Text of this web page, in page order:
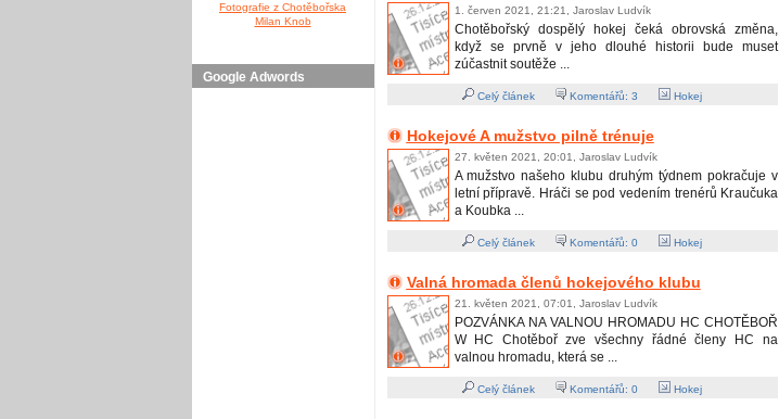
Fotografie z Chotěbořska
Milan Knob
Google Adwords
1. červen 2021, 21:21, Jaroslav Ludvík
Chotěbořský dospělý hokej čeká obrovská změna,
když se prvně v jeho dlouhé historii bude muset
zúčastnit soutěže ...
Celý článek Komentářů: 3 Hokej
Hokejové A mužstvo pilně trénuje
27. květen 2021, 20:01, Jaroslav Ludvík
A mužstvo našeho klubu druhým týdnem pokračuje v
letní přípravě. Hráči se pod vedením trenérů Kraučuka
a Koubka ...
Celý článek Komentářů: 0 Hokej
Valná hromada členů hokejového klubu
21. květen 2021, 07:01, Jaroslav Ludvík
POZVÁNKA NA VALNOU HROMADU HC CHOTĚBOŘ
W HC Chotěboř zve všechny řádné členy HC na
valnou hromadu, která se ...
Celý článek Komentářů: 0 Hokej